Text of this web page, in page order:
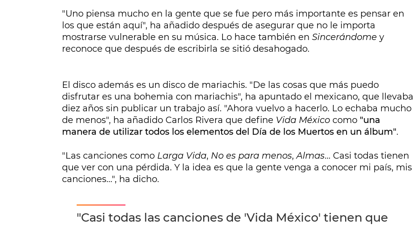
"Uno piensa mucho en la gente que se fue pero más importante es pensar en
los que están aquí", ha añadido después de asegurar que no le importa
mostrarse vulnerable en su música. Lo hace también en Sincerándome y
reconoce que después de escribirla se sitió desahogado.
El disco además es un disco de mariachis. "De las cosas que más puedo
disfrutar es una bohemia con mariachis", ha apuntado el mexicano, que llevaba
diez años sin publicar un trabajo así. "Ahora vuelvo a hacerlo. Lo echaba mucho
de menos", ha añadido Carlos Rivera que define Vida México como "una
manera de utilizar todos los elementos del Día de los Muertos en un álbum".
"Las canciones como Larga Vida, No es para menos,Almas... Casi todas tienen
que ver con una pérdida. Y la idea es que la gente venga a conocer mi país, mis
canciones...", ha dicho.
"Casi todas las canciones de 'Vida México' tienen que